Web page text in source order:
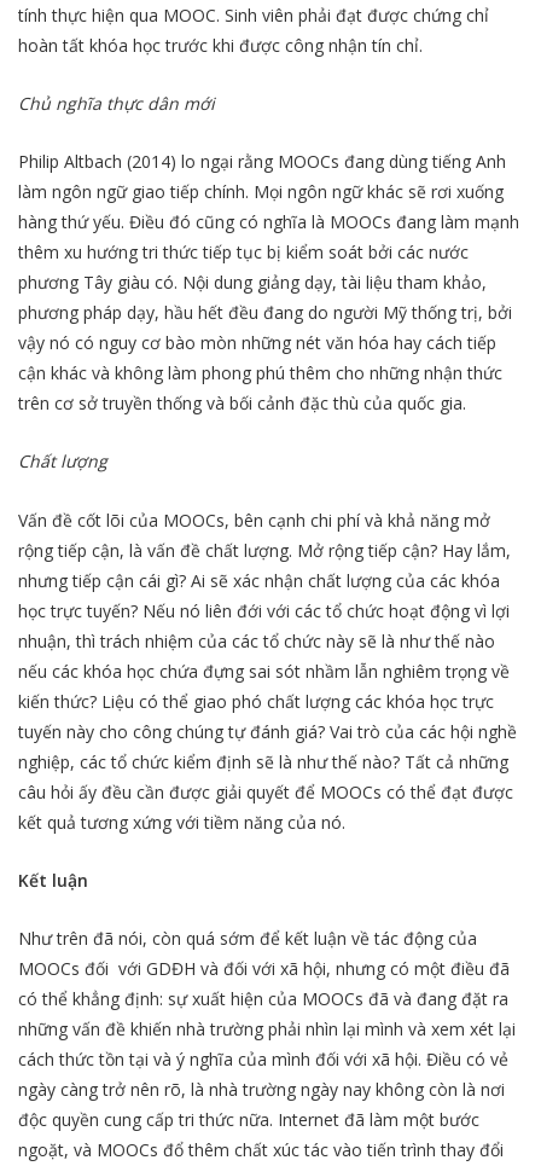
tính thực hiện qua MOOC. Sinh viên phải đạt được chứng chỉ
hoàn tất khóa học trước khi được công nhận tín chỉ.
Chủ nghĩa thực dân mới
Philip Altbach (2014) lo ngại rằng MOOCs đang dùng tiếng Anh
làm ngôn ngữ giao tiếp chính. Mọi ngôn ngữ khác sẽ rơi xuống
hàng thứ yếu. Điều đó cũng có nghĩa là MOOCs đang làm mạnh
thêm xu hướng tri thức tiếp tục bị kiểm soát bởi các nước
phương Tây giàu có. Nội dung giảng dạy, tài liệu tham khảo,
phương pháp dạy, hầu hết đều đang do người Mỹ thống trị, bởi
vậy nó có nguy cơ bào mòn những nét văn hóa hay cách tiếp
cận khác và không làm phong phú thêm cho những nhận thức
trên cơ sở truyền thống và bối cảnh đặc thù của quốc gia.
Chất lượng
Vấn đề cốt lõi của MOOCs, bên cạnh chi phí và khả năng mở
rộng tiếp cận, là vấn đề chất lượng. Mở rộng tiếp cận? Hay lắm,
nhưng tiếp cận cái gì? Ai sẽ xác nhận chất lượng của các khóa
học trực tuyến? Nếu nó liên đới với các tổ chức hoạt động vì lợi
nhuận, thì trách nhiệm của các tổ chức này sẽ là như thế nào
nếu các khóa học chứa đựng sai sót nhầm lẫn nghiêm trọng về
kiến thức? Liệu có thể giao phó chất lượng các khóa học trực
tuyến này cho công chúng tự đánh giá? Vai trò của các hội nghề
nghiệp, các tổ chức kiểm định sẽ là như thế nào? Tất cả những
câu hỏi ấy đều cần được giải quyết để MOOCs có thể đạt được
kết quả tương xứng với tiềm năng của nó.
Kết luận
Như trên đã nói, còn quá sớm để kết luận về tác động của
MOOCs đối với GDĐH và đối với xã hội, nhưng có một điều đã
có thể khẳng định: sự xuất hiện của MOOCs đã và đang đặt ra
những vấn đề khiến nhà trường phải nhìn lại mình và xem xét lại
cách thức tồn tại và ý nghĩa của mình đối với xã hội. Điều có vẻ
ngày càng trở nên rõ, là nhà trường ngày nay không còn là nơi
độc quyền cung cấp tri thức nữa. Internet đã làm một bước
ngoặt, và MOOCs đổ thêm chất xúc tác vào tiến trình thay đổi